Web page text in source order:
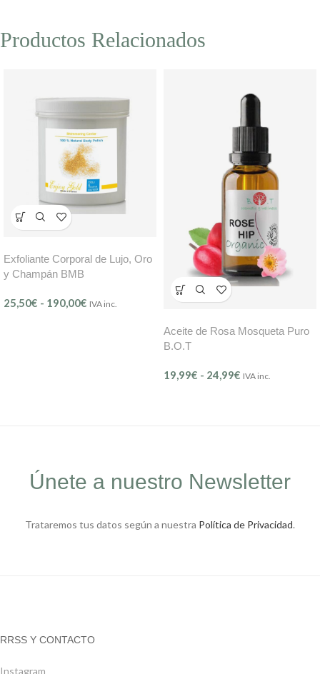
Productos Relacionados
Exfoliante Corporal de Lujo, Oro
y Champán BMB
25,50€ - 190,00€ IVA inc.
Aceite de Rosa Mosqueta Puro
B.O.T
19,99€ - 24,99€ IVA inc.
Únete a nuestro Newsletter
Trataremos tus datos según a nuestra Política de Privacidad.
RRSS Y CONTACTO
Instagram